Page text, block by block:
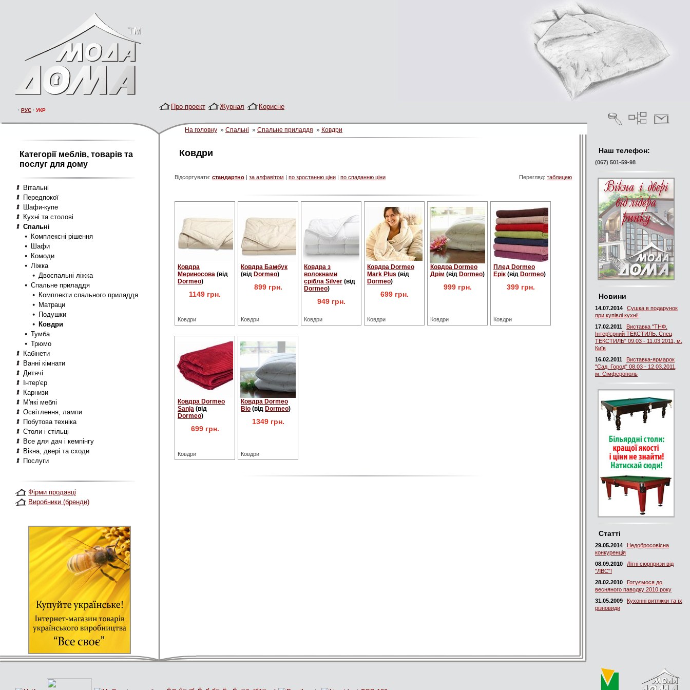
· РУС · УКР Про проект Журнал Корисне
На головну » Спальні » Спальне приладдя » Ковдри
Категорії меблів, товарів та
послуг для дому
Вітальні
Передпокої
Шафи-купе
Кухні та столові
Спальні
Комплексні рішення
Шафи
Комоди
Ліжка
Двоспальні ліжка
Спальне приладдя
Комплекти спального приладдя
Матраци
Подушки
Ковдри
Тумба
Трюмо
Кабінети
Ванні кімнати
Дитячі
Інтер'єр
Карнизи
М'які меблі
Освітлення, лампи
Побутова техніка
Столи і стільці
Все для дач і кемпінгу
Вікна, двері та сходи
Послуги
Фірми продавці
Виробники (бренди)
Наш телефон:
(067) 501-59-98
Новини
14.07.2014
Сушка в подарунок
при купівлі кухні!
17.02.2011
Виставка "ТНФ.
Інтер'єрний ТЕКСТИЛЬ. Спец
ТЕКСТИЛЬ" 09.03 - 11.03.2011, м.
Київ
16.02.2011
Виставка-ярмарок
"Сад. Город" 08.03 - 12.03.2011,
м. Сімферополь
Статті
29.05.2014
Недобросовісна
конкуренція
08.09.2010
Літні сюрпризи від
"ЛВС"!
28.02.2010
Готуємося до
весняного паводку 2010 року
31.05.2009
Кухонні витяжки та їх
різновиди
Ковдри
Відсортувати: стандартно | за алфавітом | по зростанню ціни | по спаданню ціни Перегляд: таблицею
Ковдра
Мериносова (від
Dormeo)
1149 грн.
Ковдри
Ковдра Бамбук
(від Dormeo)
899 грн.
Ковдри
Ковдра з
волокнами
срібла Silver (від
Dormeo)
949 грн.
Ковдри
Ковдра Dormeo
Mark Plus (від
Dormeo)
699 грн.
Ковдри
Ковдра Dormeo
Дрім (від Dormeo)
999 грн.
Ковдри
Плед Dormeo
Ерік (від Dormeo)
399 грн.
Ковдри
Ковдра Dormeo
Sanja (від
Dormeo)
699 грн.
Ковдри
Ковдра Dormeo
Bio (від Dormeo)
1349 грн.
Ковдри